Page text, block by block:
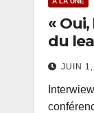
«
du
JUIN